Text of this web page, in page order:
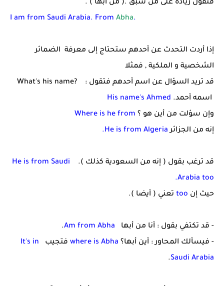
فتقول زيادة على من سبق .( من أبها ) .
I am from Saudi Arabia. From Abha.
إذا أردت التحدث عن أحدهم ستحتاج إلى معرفة الضمائر
الشخصية و الملكية , فمثلا
قد تريد السؤال عن اسم أحدهم فتقول : What's his name?
اسمه أحمد. His name's Ahmed
وإن سؤلت من أين هو ؟ Where is he from
إنه من الجزائرHe is from Algeria.
قد ترغب بقول ( إنه من السعودية كذلك ). He is from Saudi
Arabia too.
حيث إن too تعني ( أيضا ).
- قد تكتفي بقول : أنا من أبها Am from Abha
.
- فيسألك المحاور : أين أبها؟ where is Abha فتجيب It's in
Saudi Arabia
.